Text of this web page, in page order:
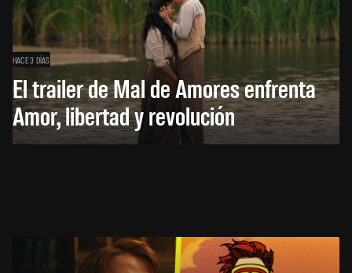
HACE 3 DÍAS
El trailer de Mal de Amores enfrenta
Amor, libertad y revolución